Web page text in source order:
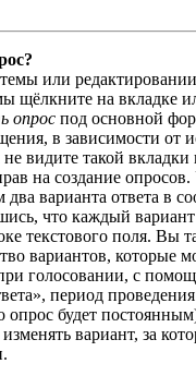
или
щёлкните на вкладке
опрос под основной
в зависимости от
не видите такой
на создание
варианта ответа в
что каждый вариант
текстового поля. Вы
вариантов, которые
голосовании, с
период
опрос будет
изменять вариант, за